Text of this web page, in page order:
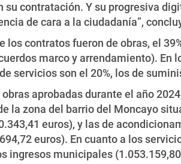
su contratación. Y su progresiva
de cara a la ciudadanía”,
los contratos fueron de obras, el
marco y arrendamiento). En
servicios son el 20%, los de
aprobadas durante el año
la zona del barrio del Moncayo
euros), y las de
euros). En cuanto a los
ingresos municipales